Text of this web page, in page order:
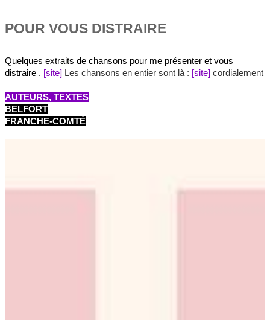
POUR VOUS DISTRAIRE
Quelques extraits de chansons pour me présenter et vous
distraire . [site] Les chansons en entier sont là : [site] cordialement
AUTEURS, TEXTES
BELFORT
FRANCHE-COMTÉ